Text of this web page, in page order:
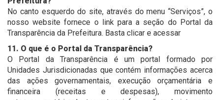
No canto esquerdo do site, através do menu “Serviços”, o
nosso website fornece o link para a seção do Portal da
Transparência da Prefeitura. Basta clicar e acessar
11. O que é o Portal da Transparência?
O Portal da Transparência é um portal formado por
Unidades Jurisdicionadas que contém informações acerca
das ações governamentais, execução orçamentária e
financeira (receitas e despesas), movimento